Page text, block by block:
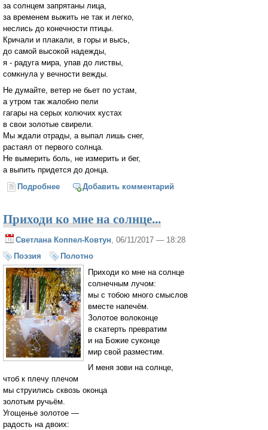
за солнцем запрятаны лица,
за временем выжить не так и легко,
неслись до конечности птицы.
Кричали и плакали, в горы и высь,
до самой высокой надежды,
я - радуга мира, упав до листвы,
сомкнула у вечности вежды.
Не думайте, ветер не бьет по устам,
а утром так жалобно пели
гагары на серых колючих кустах
в свои золотые свирели.
Мы ждали отрады, а выпал лишь снег,
растаял от первого солнца.
Не вымерить боль, не измерить и бег,
а выпить придется до донца.
Подробнее о Мы - дальние люди...
Добавить комментарий
Приходи ко мне на солнце...
Светлана Коппел-Ковтун, 06/11/2017 — 18:28
Поэзия
Полотно
Приходи ко мне на солнце
солнечным лучом:
мы с тобою много смыслов
вместе напечём.
Золотое волоконце
в скатерть превратим
и на Божие суконце
мир свой разместим.
И меня зови на солнце,
чтоб к плечу плечом
мы струились сквозь оконца
золотым ручьём.
Угощенье золотое —
радость на двоих: